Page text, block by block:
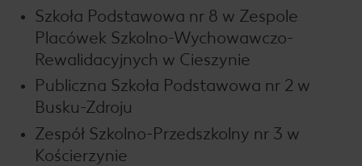
Szkoła Podstawowa nr 8 w Zespole
Placówek Szkolno-Wychowawczo-
Rewalidacyjnych w Cieszynie
Publiczna Szkoła Podstawowa nr 2 w
Busku-Zdroju
Zespół Szkolno-Przedszkolny nr 3 w
Kościerzynie